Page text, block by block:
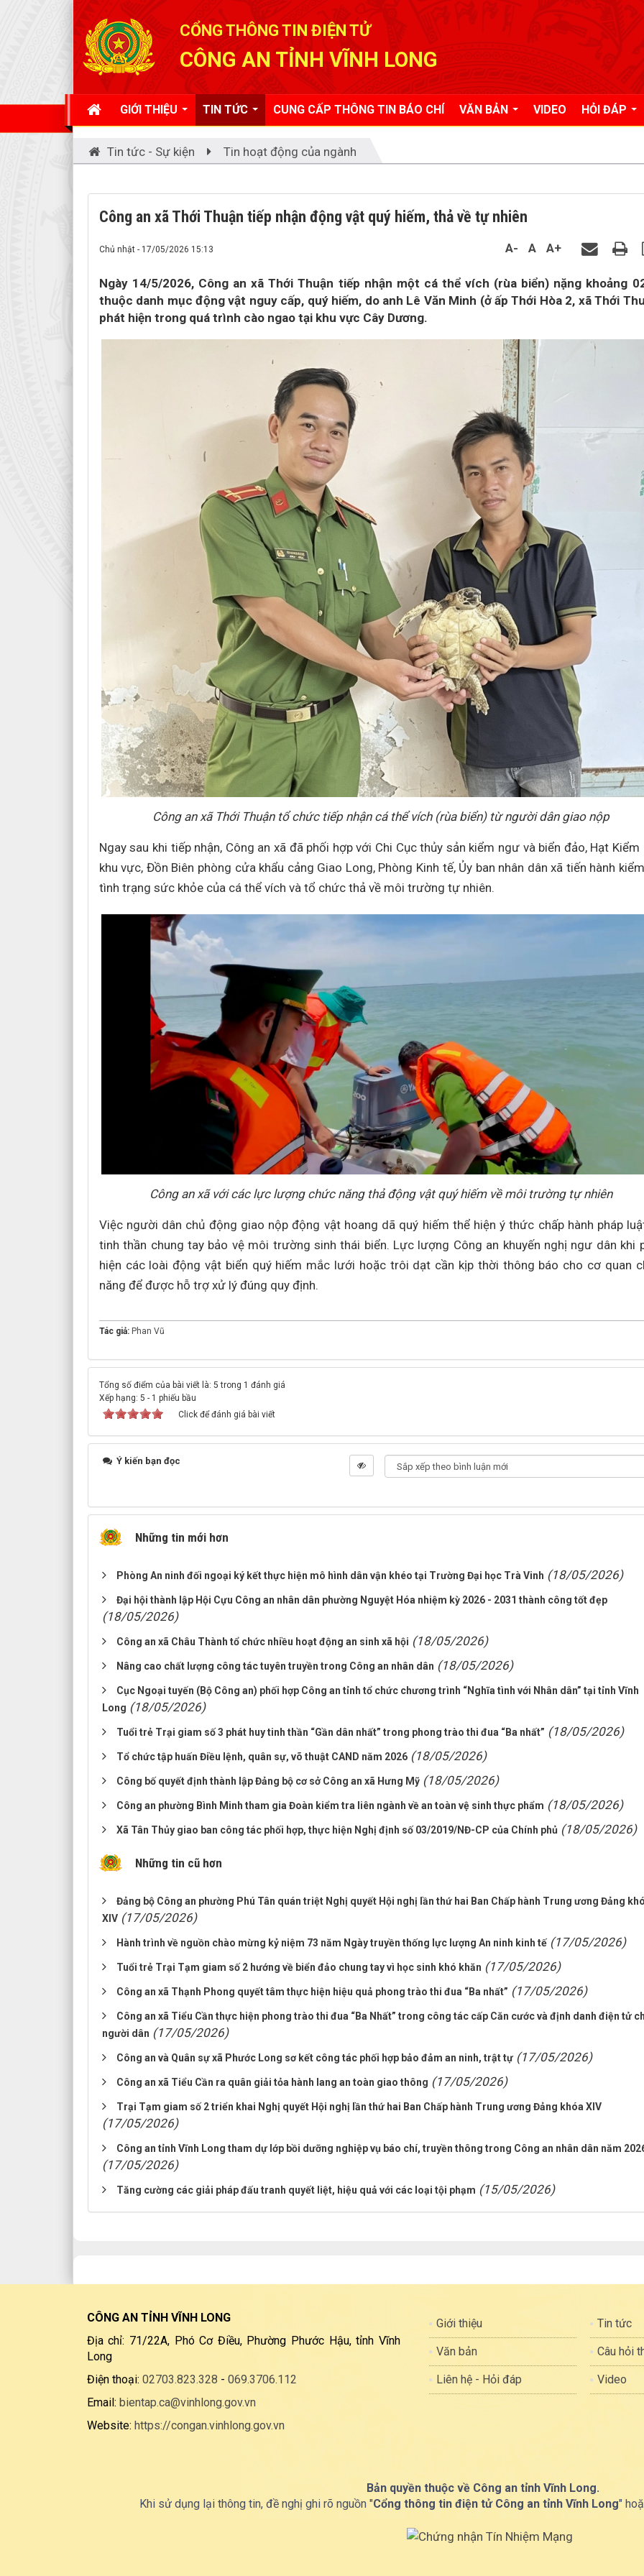
CỔNG THÔNG TIN ĐIỆN TỬ
CÔNG AN TỈNH VĨNH LONG
GIỚI THIỆU TIN TỨC CUNG CẤP THÔNG TIN BÁO CHÍ VĂN BẢN VIDEO HỎI ĐÁP
Tin tức - Sự kiện Tin hoạt động của ngành
Công an xã Thới Thuận tiếp nhận động vật quý hiếm, thả về tự nhiên
Chủ nhật - 17/05/2026 15:13 A- A A+
Ngày 14/5/2026, Công an xã Thới Thuận tiếp nhận một cá thể vích (rùa biển) nặng khoảng
thuộc danh mục động vật nguy cấp, quý hiếm, do anh Lê Văn Minh (ở ấp Thới Hòa 2, xã Thới
phát hiện trong quá trình cào ngao tại khu vực Cây Dương.
Công an xã Thới Thuận tổ chức tiếp nhận cá thể vích (rùa biển) từ người dân giao nộp
Ngay sau khi tiếp nhận, Công an xã đã phối hợp với Chi Cục thủy sản kiểm ngư và biển đảo, Hạt Kiểm
khu vực, Đồn Biên phòng cửa khẩu cảng Giao Long, Phòng Kinh tế, Ủy ban nhân dân xã tiến hành
tình trạng sức khỏe của cá thể vích và tổ chức thả về môi trường tự nhiên.
Công an xã với các lực lượng chức năng thả động vật quý hiếm về môi trường tự nhiên
Việc người dân chủ động giao nộp động vật hoang dã quý hiếm thể hiện ý thức chấp hành pháp
tinh thần chung tay bảo vệ môi trường sinh thái biển. Lực lượng Công an khuyến nghị ngư dân khi
hiện các loài động vật biển quý hiếm mắc lưới hoặc trôi dạt cần kịp thời thông báo cho cơ quan
năng để được hỗ trợ xử lý đúng quy định.
Tác giả: Phan Vũ
Tổng số điểm của bài viết là: 5 trong 1 đánh giá
Xếp hạng: 5 - 1 phiếu bầu
Click để đánh giá bài viết
Ý kiến bạn đọc
Những tin mới hơn
Phòng An ninh đối ngoại ký kết thực hiện mô hình dân vận khéo tại Trường Đại học Trà Vinh (18/05/2026)
Đại hội thành lập Hội Cựu Công an nhân dân phường Nguyệt Hóa nhiệm kỳ 2026 - 2031 thành công tốt đẹp
(18/05/2026)
Công an xã Châu Thành tổ chức nhiều hoạt động an sinh xã hội (18/05/2026)
Nâng cao chất lượng công tác tuyên truyền trong Công an nhân dân (18/05/2026)
Cục Ngoại tuyến (Bộ Công an) phối hợp Công an tỉnh tổ chức chương trình “Nghĩa tình với Nhân dân” tại tỉnh Vĩnh
Long (18/05/2026)
Tuổi trẻ Trại giam số 3 phát huy tinh thần “Gần dân nhất” trong phong trào thi đua “Ba nhất” (18/05/2026)
Tổ chức tập huấn Điều lệnh, quân sự, võ thuật CAND năm 2026 (18/05/2026)
Công bố quyết định thành lập Đảng bộ cơ sở Công an xã Hưng Mỹ (18/05/2026)
Công an phường Bình Minh tham gia Đoàn kiểm tra liên ngành về an toàn vệ sinh thực phẩm (18/05/2026)
Xã Tân Thủy giao ban công tác phối hợp, thực hiện Nghị định số 03/2019/NĐ-CP của Chính phủ (18/05/2026)
Những tin cũ hơn
Đảng bộ Công an phường Phú Tân quán triệt Nghị quyết Hội nghị lần thứ hai Ban Chấp hành Trung ương Đảng
XIV (17/05/2026)
Hành trình về nguồn chào mừng kỷ niệm 73 năm Ngày truyền thống lực lượng An ninh kinh tế (17/05/2026)
Tuổi trẻ Trại Tạm giam số 2 hướng về biển đảo chung tay vì học sinh khó khăn (17/05/2026)
Công an xã Thạnh Phong quyết tâm thực hiện hiệu quả phong trào thi đua “Ba nhất” (17/05/2026)
Công an xã Tiểu Cần thực hiện phong trào thi đua “Ba Nhất” trong công tác cấp Căn cước và định danh điện tử
người dân (17/05/2026)
Công an và Quân sự xã Phước Long sơ kết công tác phối hợp bảo đảm an ninh, trật tự (17/05/2026)
Công an xã Tiểu Cần ra quân giải tỏa hành lang an toàn giao thông (17/05/2026)
Trại Tạm giam số 2 triển khai Nghị quyết Hội nghị lần thứ hai Ban Chấp hành Trung ương Đảng khóa XIV
(17/05/2026)
Công an tỉnh Vĩnh Long tham dự lớp bồi dưỡng nghiệp vụ báo chí, truyền thông trong Công an nhân dân năm
(17/05/2026)
Tăng cường các giải pháp đấu tranh quyết liệt, hiệu quả với các loại tội phạm (15/05/2026)
CÔNG AN TỈNH VĨNH LONG
Địa chỉ: 71/22A, Phó Cơ Điều, Phường Phước Hậu, tỉnh Vĩnh
Long
Điện thoại: 02703.823.328 - 069.3706.112
Email: bientap.ca@vinhlong.gov.vn
Website: https://congan.vinhlong.gov.vn
Giới thiệu Tin tức
Văn bản Câu hỏi
Liên hệ - Hỏi đáp Video
Bản quyền thuộc về Công an tỉnh Vĩnh Long.
Khi sử dụng lại thông tin, đề nghị ghi rõ nguồn "Cổng thông tin điện tử Công an tỉnh Vĩnh Long"